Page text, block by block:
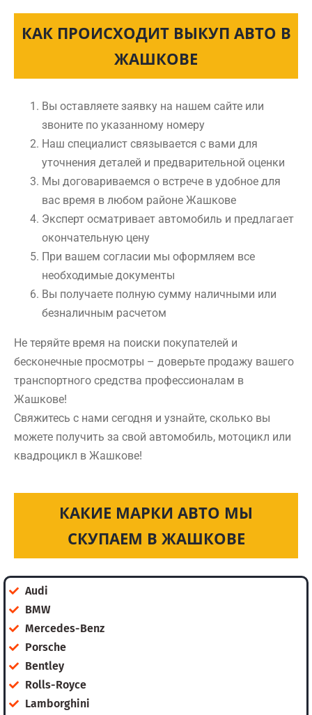
КАК ПРОИСХОДИТ ВЫКУП АВТО В
ЖАШКОВЕ
Вы оставляете заявку на нашем сайте или
звоните по указанному номеру
Наш специалист связывается с вами для
уточнения деталей и предварительной оценки
Мы договариваемся о встрече в удобное для
вас время в любом районе Жашкове
Эксперт осматривает автомобиль и предлагает
окончательную цену
При вашем согласии мы оформляем все
необходимые документы
Вы получаете полную сумму наличными или
безналичным расчетом
Не теряйте время на поиски покупателей и
бесконечные просмотры – доверьте продажу вашего
транспортного средства профессионалам в
Жашкове!
Свяжитесь с нами сегодня и узнайте, сколько вы
можете получить за свой автомобиль, мотоцикл или
квадроцикл в Жашкове!
КАКИЕ МАРКИ АВТО МЫ
СКУПАЕМ В ЖАШКОВЕ
Audi
BMW
Mercedes-Benz
Porsche
Bentley
Rolls-Royce
Lamborghini